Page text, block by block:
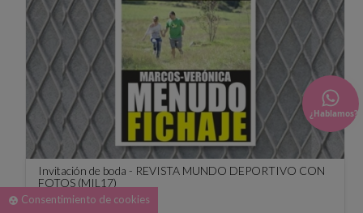
Invitación de boda - REVISTA MUNDO DEPORTIVO CON
FOTOS (MIL17)
¿Hablamos?
group_work Consentimiento de cookies